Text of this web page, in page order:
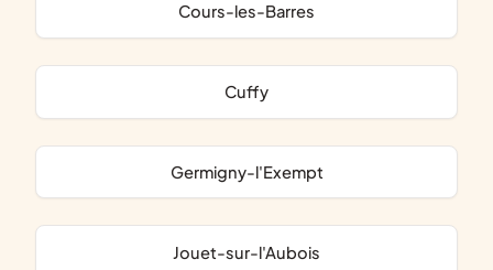
Cours-les-Barres
Cuffy
Germigny-l'Exempt
Jouet-sur-l'Aubois